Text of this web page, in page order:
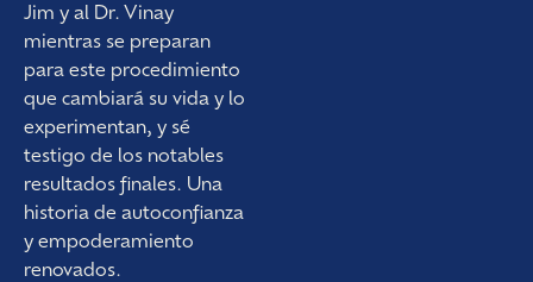
Jim y al Dr. Vinay
mientras se preparan
para este procedimiento
que cambiará su vida y lo
experimentan, y sé
testigo de los notables
resultados finales. Una
historia de autoconfianza
y empoderamiento
renovados.